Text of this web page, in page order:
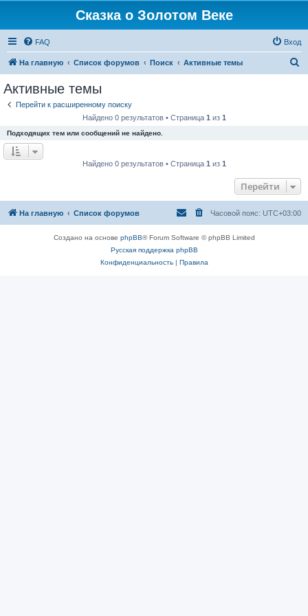
Сказка о Золотом Веке
FAQ Вход
На главную Список форумов Поиск Активные темы
Активные темы
Перейти к расширенному поиску
Найдено 0 результатов • Страница 1 из 1
Подходящих тем или сообщений не найдено.
Найдено 0 результатов • Страница 1 из 1
Перейти
На главную Список форумов Часовой пояс: UTC+03:00
Создано на основе phpBB® Forum Software © phpBB Limited
Русская поддержка phpBB
Конфиденциальность| Правила